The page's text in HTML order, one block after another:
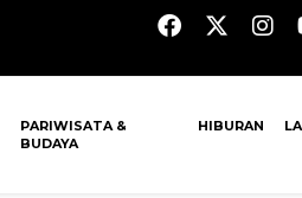
PARIWISATA &
BUDAYA
HIBURAN